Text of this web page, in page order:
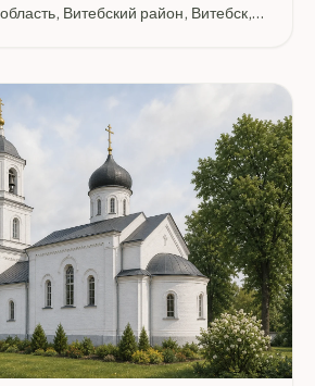
Витебский район, Витебск,